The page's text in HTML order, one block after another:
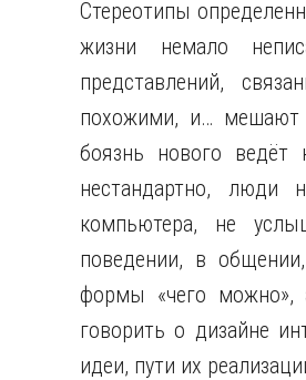
Стереотипы
жизни немало
представлений,
похожими, и… мешают
боязнь нового
нестандартно, люди
компьютера, не
поведении, в
формы «чего можно»,
говорить о дизайне
идеи, пути их